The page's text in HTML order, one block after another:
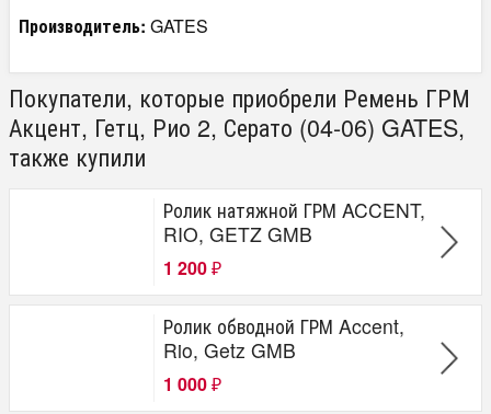
Производитель: GATES
Покупатели, которые приобрели Ремень ГРМ
Акцент, Гетц, Рио 2, Серато (04-06) GATES,
также купили
Ролик натяжной ГРМ ACCENT,
RIO, GETZ GMB
1 200 ₽
Ролик обводной ГРМ Accent,
Rio, Getz GMB
1 000 ₽